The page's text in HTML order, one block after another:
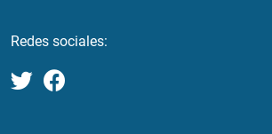
Redes sociales: